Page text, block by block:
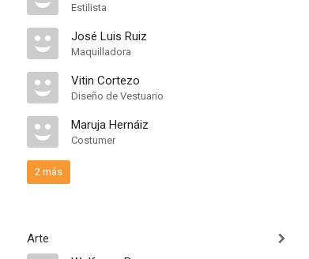
Estilista
José Luis Ruiz
Maquilladora
Vitin Cortezo
Diseño de Vestuario
Maruja Hernáiz
Costumer
2 más
Arte